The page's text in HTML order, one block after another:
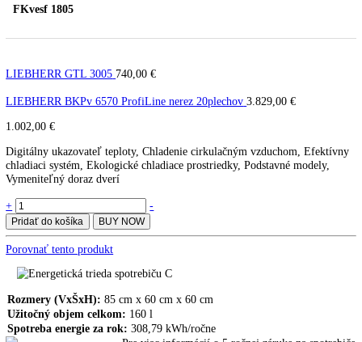
Gastro chladnička
FKvesf 1805
FKvesf 1805
LIEBHERR GTL 3005
LIEBHERR BKPv 6570 ProfiLine nerez 20plechov
1.002,00€
Digitálny ukazovateľ teploty, Chladenie cirkulačným vzduchom,